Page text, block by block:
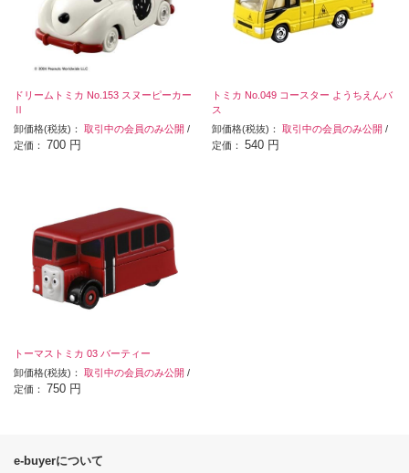
ドリームトミカ No.153 スヌーピーカー
卸価格(税抜)： 取引中の会員のみ公開 /
定価： 700 円
トミカ No.049 コースター ようちえんバ
ス
卸価格(税抜)：取引中の会員のみ公開 /
定価：540 円
トーマストミカ 03 バーティー
卸価格(税抜)： 取引中の会員のみ公開 /
定価： 750 円
e-buyerについて